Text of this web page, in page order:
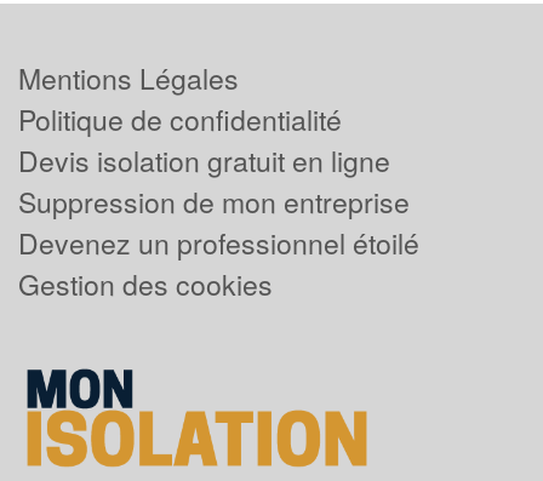
Mentions Légales
Politique de confidentialité
Devis isolation gratuit en ligne
Suppression de mon entreprise
Devenez un professionnel étoilé
Gestion des cookies